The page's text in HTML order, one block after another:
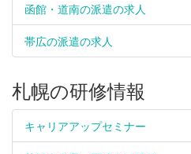
函館・道南の派遣の求人
帯広の派遣の求人
札幌の研修情報
キャリアアップセミナー